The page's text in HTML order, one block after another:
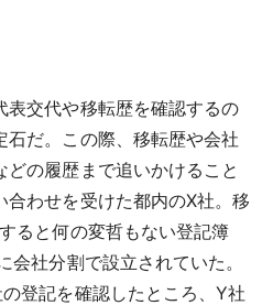
交代や移転歴を確認するの
石だ。この際、移転歴や会社
の履歴まで追いかけること
合わせを受けた都内のX社。移
ると何の変哲もない登記簿
会社分割で設立されていた。
登記を確認したところ、Y社